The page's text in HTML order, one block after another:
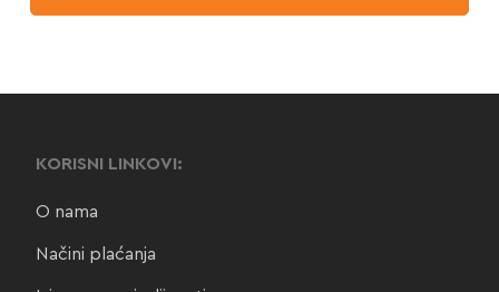
KORISNI LINKOVI:
O nama
Načini plaćanja